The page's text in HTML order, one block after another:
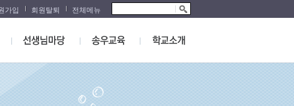
가입 회원탈퇴 전체메뉴